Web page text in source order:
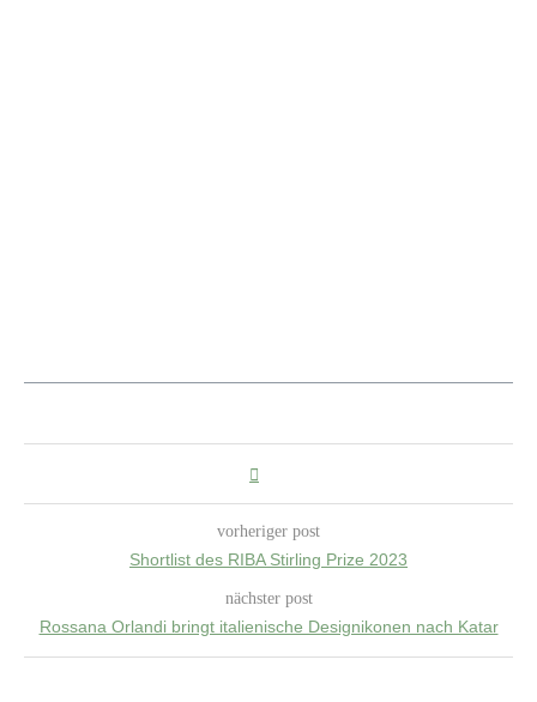
vorheriger post
Shortlist des RIBA Stirling Prize 2023
nächster post
Rossana Orlandi bringt italienische Designikonen nach Katar